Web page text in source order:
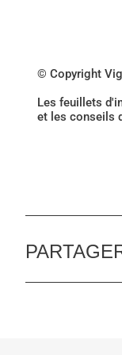
© Copyright
Les feuillets
et les conseils